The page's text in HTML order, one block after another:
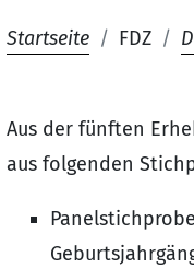
Startseite FDZ
Aus der fünften
aus folgenden